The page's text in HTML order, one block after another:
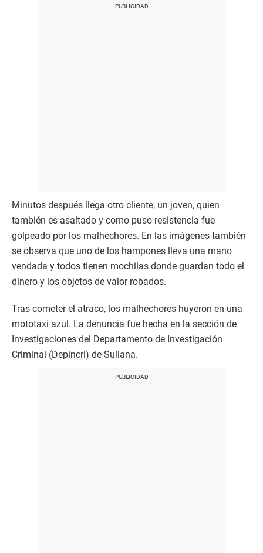
Minutos después llega otro cliente, un joven, quien
también es asaltado y como puso resistencia fue
golpeado por los malhechores. En las imágenes también
se observa que uno de los hampones lleva una mano
vendada y todos tienen mochilas donde guardan todo el
dinero y los objetos de valor robados.
Tras cometer el atraco, los malhechores huyeron en una
mototaxi azul. La denuncia fue hecha en la sección de
Investigaciones del Departamento de Investigación
Criminal (Depincri) de Sullana.